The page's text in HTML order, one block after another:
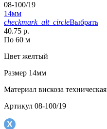
08-100/19
14мм
checkmark_alt_circleВыбрать
40.75 р.
По 60 м
Цвет желтый
Размер 14мм
Материал вискоза техническая
Артикул 08-100/19